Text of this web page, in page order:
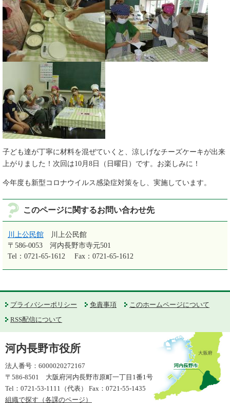
子ども達が丁寧に材料を混ぜていくと、涼しげなチーズケーキが出来
上がりました！次回は10月8日（日曜日）です。お楽しみに！
今年度も新型コロナウイルス感染症対策をし、実施しています。
このページに関するお問い合わせ先
川上公民館
川上公民館
〒586-0053
河内長野市寺元501
Tel：0721-65-1612
Fax：0721-65-1612
プライバシーポリシー 免責事項
このホームページについて
RSS配信について
河内長野市役所
法人番号：6000020272167
〒586-8501 大阪府河内長野市原町一丁目1番1号
Tel：0721-53-1111（代表） Fax：0721-55-1435
組織で探す（各課のページ）